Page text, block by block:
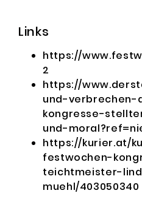
Links
https://
2
https://
und-verbrechen-
kongresse-
und-
https://kurier.at/
festwochen-
teichtmeister-
muehl/403050340